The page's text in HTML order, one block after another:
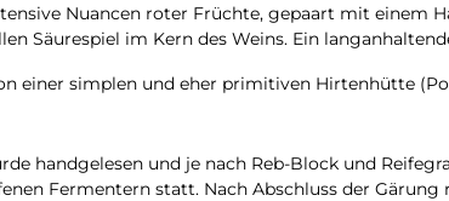
Nuancen roter Früchte, gepaart mit einem
Säurespiel im Kern des Weins. Ein
einer simplen und eher primitiven Hirtenhütte
handgelesen und je nach Reb-Block und
Fermentern statt. Nach Abschluss der